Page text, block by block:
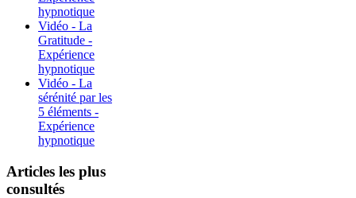
hypnotique
Vidéo - La
Gratitude -
Expérience
hypnotique
Vidéo - La
sérénité par les
5 éléments -
Expérience
hypnotique
Articles les plus
consultés